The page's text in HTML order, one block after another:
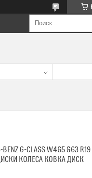
G-CLASS W465 G63
КОЛЕСА КОВКА ДИСК